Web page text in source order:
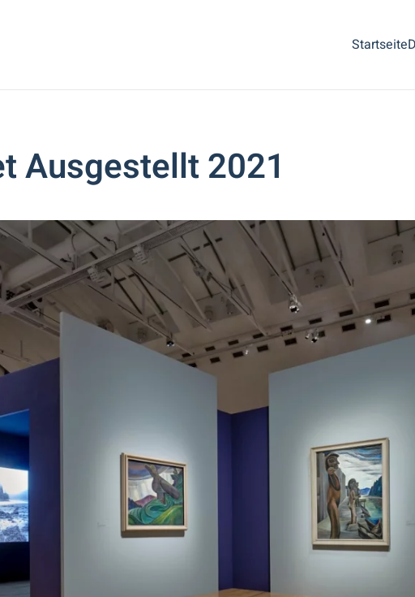
Startseite
Ausgestellt 2021